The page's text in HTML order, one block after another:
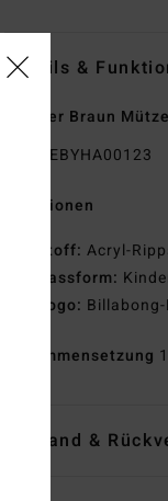
Details &
Männer Braun Mütze
EBYHA00123
Funktionen
Stoff: Acryl-
Passform:
Logo:
Zusammensetzung
Versand &